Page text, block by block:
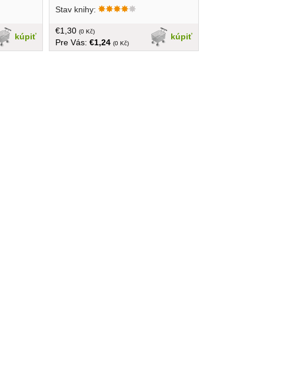
kúpiť
Stav knihy:
kúpiť
€1,30 (0 Kč)
Pre Vás: €1,24 (0 Kč)